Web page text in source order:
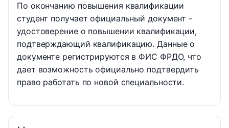
По окончанию повышения квалификации
студент получает официальный документ -
удостоверение о повышении квалификации,
подтверждающий квалификацию. Данные о
документе регистрируются в ФИС ФРДО, что
дает возможность официально подтвердить
право работать по новой специальности.